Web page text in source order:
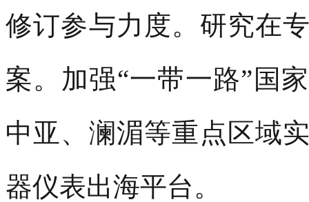
修订参与力度。研究在
案。加强“一带一路”国
中亚、澜湄等重点区域
器仪表出海平台。